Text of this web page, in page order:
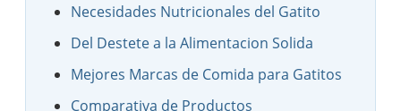
Necesidades Nutricionales del Gatito
Del Destete a la Alimentacion Solida
Mejores Marcas de Comida para Gatitos
Comparativa de Productos